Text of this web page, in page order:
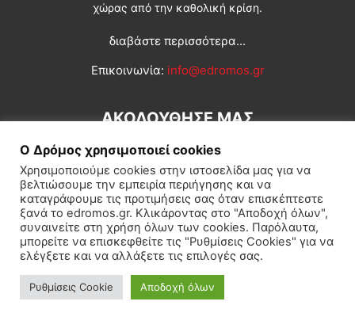
χώρας από την καθολική κρίση.
διαβάστε περισσότερα...
Επικοινωνία: info@edromos.gr
ΑΚΟΛΟΥΘΗΣΕ ΜΑΣ
Εγγραφή συνδρομητή Πολιτική Διεθνή Κοινωνία
Πολιτισμός Αφιερώματα
© Δρόμος της Αριστεράς
Ο Δρόμος χρησιμοποιεί cookies
Χρησιμοποιούμε cookies στην ιστοσελίδα μας για να
βελτιώσουμε την εμπειρία περιήγησης και να
καταγράφουμε τις προτιμήσεις σας όταν επισκέπτεστε
ξανά το edromos.gr. Κλικάροντας στο "Αποδοχή όλων",
συναινείτε στη χρήση όλων των cookies. Παρόλαυτα,
μπορείτε να επισκεφθείτε τις "Ρυθμίσεις Cookies" για να
ελέγξετε και να αλλάξετε τις επιλογές σας.
Ρυθμίσεις Cookie Αποδοχή όλων